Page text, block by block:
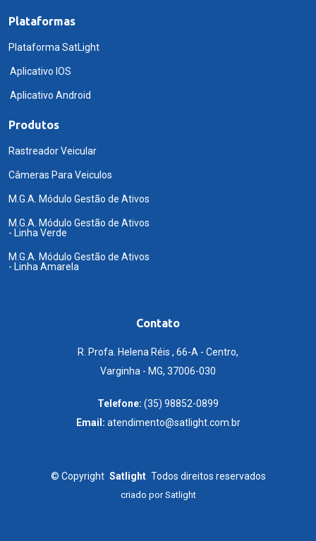
Plataformas
Plataforma SatLight
Aplicativo IOS
Aplicativo Android
Produtos
Rastreador Veicular
Câmeras Para Veiculos
M.G.A. Módulo Gestão de Ativos
M.G.A. Módulo Gestão de Ativos
- Linha Verde
M.G.A. Módulo Gestão de Ativos
- Linha Amarela
Contato
R. Profa. Helena Réis , 66-A - Centro,
Varginha - MG, 37006-030
Telefone: (35) 98852-0899
Email: atendimento@satlight.com.br
© Copyright Satlight Todos direitos reservados
criado porSatlight